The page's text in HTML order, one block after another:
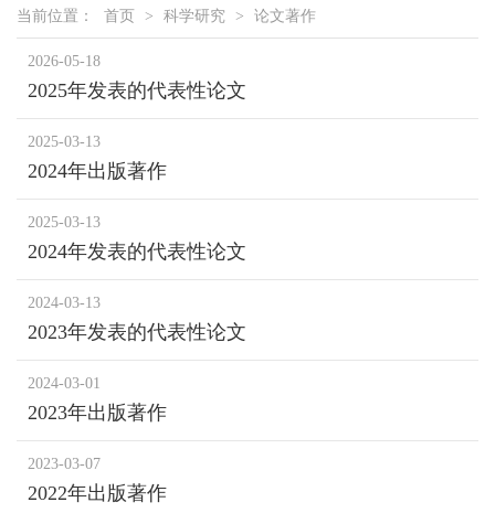
当前位置： 首页 > 科学研究 > 论文著作
2026-05-18
2025年发表的代表性论文
2025-03-13
2024年出版著作
2025-03-13
2024年发表的代表性论文
2024-03-13
2023年发表的代表性论文
2024-03-01
2023年出版著作
2023-03-07
2022年出版著作